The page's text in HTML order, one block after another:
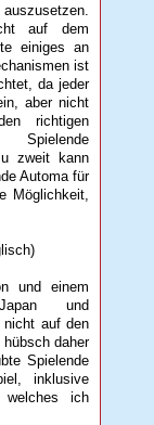
auf dem
einiges an
ist
da jeder
aber nicht
richtigen
zweit kann
Automa für
Möglichkeit,
und einem
und
nicht auf den
daher
Spielende
inklusive
welches ich